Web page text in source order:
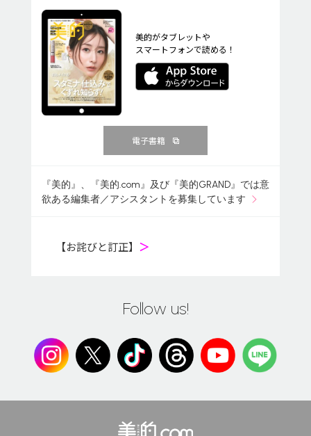
美的がタブレットや
スマートフォンで読める！
電子書籍
『美的』、『美的.com』及び『美的GRAND』では意
欲ある編集者／アシスタントを募集しています
【お詫びと訂正】 ＞
Follow us!